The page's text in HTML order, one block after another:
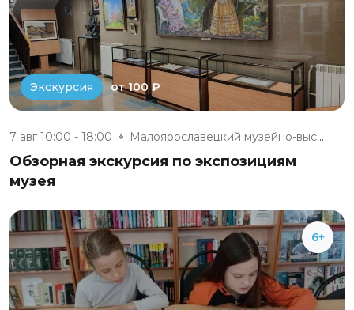
Экскурсия от 100 ₽
7 авг 10:00 - 18:00 Малоярославецкий музейно-выста...
Обзорная экскурсия по экспозициям
музея
6+